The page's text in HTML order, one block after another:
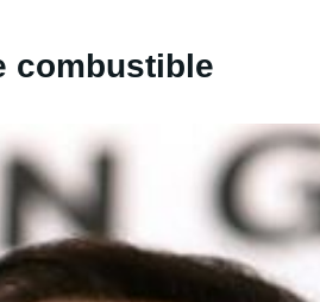
combustible